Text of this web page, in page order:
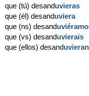
que (tú) desanduvieras
que (él) desanduviera
que (ns) desand
que (vs) desanduvierais
que (ellos) desanduvieran